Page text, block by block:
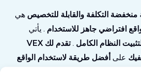
منخفضة التكلفة والقابلة للتخصيص هي
افتراضي جاهز للاستخدام . يأتي
النظام الكامل .
تقدم لك VEX
على أفضل طريقة لاستخدام الواقع